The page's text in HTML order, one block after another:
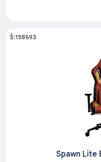
Š:158693
Spawn Lite